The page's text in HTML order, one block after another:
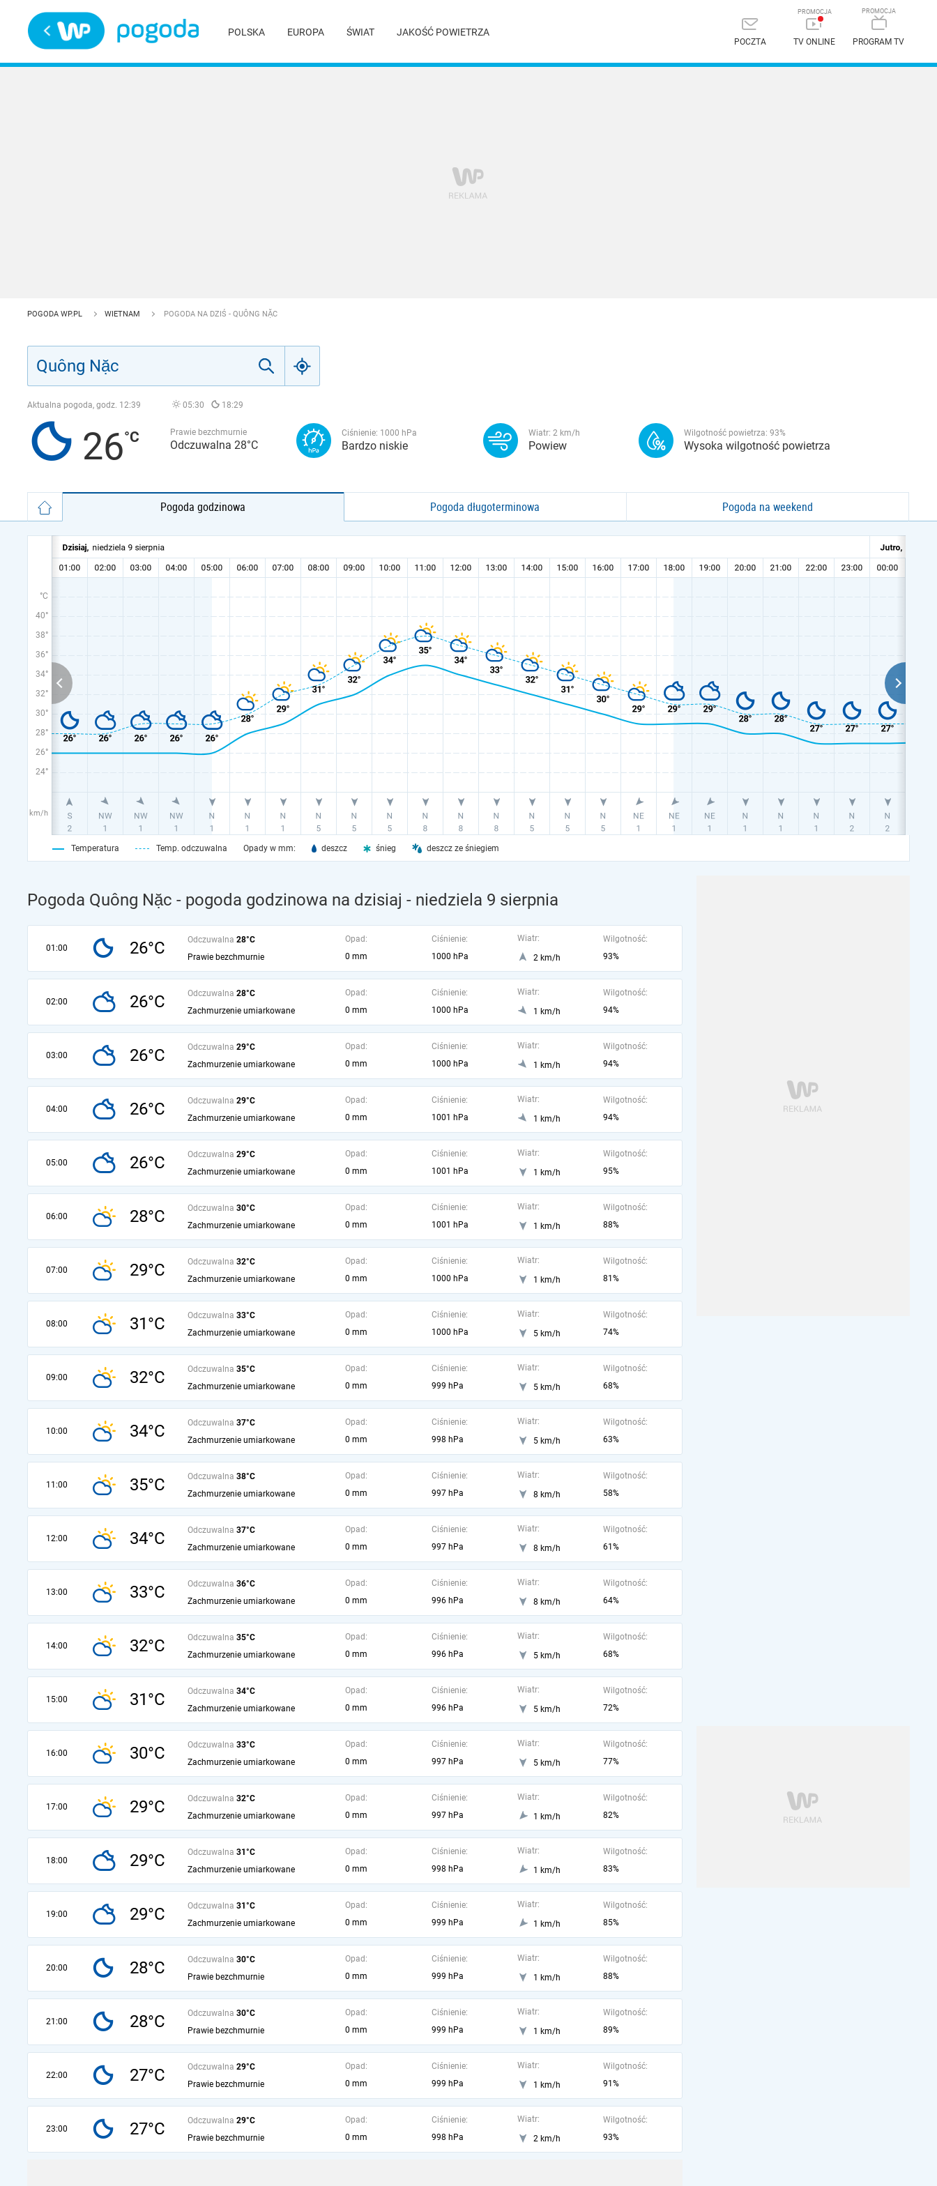
POLSKA EUROPA ŚWIAT JAKOŚĆ POWIETRZA
POCZTA TV ONLINE PROGRAM TV
POGODA WP.PL WIETNAM POGODA NA DZIŚ - QUÔNG NẶC
Aktualna pogoda, godz. 12:39 05:30 18:29
26 Prawie bezchmurnie
Odczuwalna 28°C
Ciśnienie: 1000 hPa
Bardzo niskie
Wiatr: 2 km/h
Powiew
Wilgotność powietrza: 93%
Wysoka wilgotność powietrza
Pogoda godzinowa Pogoda długoterminowa Pogoda na weekend
°C
40°
38°
36°
34°
32°
30°
28°
26°
24°
km/h
Temperatura Temp. odczuwalna Opady w mm: deszcz śnieg deszcz ze śniegiem
Pogoda Quông Nặc - pogoda godzinowa na dzisiaj - niedziela 9 sierpnia
01:00 26°C Odczuwalna 28°C
Prawie bezchmurnie
Opad:
0 mm
Ciśnienie:
1000 hPa
Wiatr:
2 km/h
Wilgotność:
93%
02:00 26°C Odczuwalna 28°C
Zachmurzenie umiarkowane
Opad:
0 mm
Ciśnienie:
1000 hPa
Wiatr:
1 km/h
Wilgotność:
94%
03:00 26°C Odczuwalna 29°C
Zachmurzenie umiarkowane
Opad:
0 mm
Ciśnienie:
1000 hPa
Wiatr:
1 km/h
Wilgotność:
94%
04:00 26°C Odczuwalna 29°C
Zachmurzenie umiarkowane
Opad:
0 mm
Ciśnienie:
1001 hPa
Wiatr:
1 km/h
Wilgotność:
94%
05:00 26°C Odczuwalna 29°C
Zachmurzenie umiarkowane
Opad:
0 mm
Ciśnienie:
1001 hPa
Wiatr:
1 km/h
Wilgotność:
95%
06:00 28°C Odczuwalna 30°C
Zachmurzenie umiarkowane
Opad:
0 mm
Ciśnienie:
1001 hPa
Wiatr:
1 km/h
Wilgotność:
88%
07:00 29°C Odczuwalna 32°C
Zachmurzenie umiarkowane
Opad:
0 mm
Ciśnienie:
1000 hPa
Wiatr:
1 km/h
Wilgotność:
81%
08:00 31°C Odczuwalna 33°C
Zachmurzenie umiarkowane
Opad:
0 mm
Ciśnienie:
1000 hPa
Wiatr:
5 km/h
Wilgotność:
74%
09:00 32°C Odczuwalna 35°C
Zachmurzenie umiarkowane
Opad:
0 mm
Ciśnienie:
999 hPa
Wiatr:
5 km/h
Wilgotność:
68%
10:00 34°C Odczuwalna 37°C
Zachmurzenie umiarkowane
Opad:
0 mm
Ciśnienie:
998 hPa
Wiatr:
5 km/h
Wilgotność:
63%
11:00 35°C Odczuwalna 38°C
Zachmurzenie umiarkowane
Opad:
0 mm
Ciśnienie:
997 hPa
Wiatr:
8 km/h
Wilgotność:
58%
12:00 34°C Odczuwalna 37°C
Zachmurzenie umiarkowane
Opad:
0 mm
Ciśnienie:
997 hPa
Wiatr:
8 km/h
Wilgotność:
61%
13:00 33°C Odczuwalna 36°C
Zachmurzenie umiarkowane
Opad:
0 mm
Ciśnienie:
996 hPa
Wiatr:
8 km/h
Wilgotność:
64%
14:00 32°C Odczuwalna 35°C
Zachmurzenie umiarkowane
Opad:
0 mm
Ciśnienie:
996 hPa
Wiatr:
5 km/h
Wilgotność:
68%
15:00 31°C Odczuwalna 34°C
Zachmurzenie umiarkowane
Opad:
0 mm
Ciśnienie:
996 hPa
Wiatr:
5 km/h
Wilgotność:
72%
16:00 30°C Odczuwalna 33°C
Zachmurzenie umiarkowane
Opad:
0 mm
Ciśnienie:
997 hPa
Wiatr:
5 km/h
Wilgotność:
77%
17:00 29°C Odczuwalna 32°C
Zachmurzenie umiarkowane
Opad:
0 mm
Ciśnienie:
997 hPa
Wiatr:
1 km/h
Wilgotność:
82%
18:00 29°C Odczuwalna 31°C
Zachmurzenie umiarkowane
Opad:
0 mm
Ciśnienie:
998 hPa
Wiatr:
1 km/h
Wilgotność:
83%
19:00 29°C Odczuwalna 31°C
Zachmurzenie umiarkowane
Opad:
0 mm
Ciśnienie:
999 hPa
Wiatr:
1 km/h
Wilgotność:
85%
20:00 28°C Odczuwalna 30°C
Prawie bezchmurnie
Opad:
0 mm
Ciśnienie:
999 hPa
Wiatr:
1 km/h
Wilgotność:
88%
21:00 28°C Odczuwalna 30°C
Prawie bezchmurnie
Opad:
0 mm
Ciśnienie:
999 hPa
Wiatr:
1 km/h
Wilgotność:
89%
22:00 27°C Odczuwalna 29°C
Prawie bezchmurnie
Opad:
0 mm
Ciśnienie:
999 hPa
Wiatr:
1 km/h
Wilgotność:
91%
23:00 27°C Odczuwalna 29°C
Prawie bezchmurnie
Opad:
0 mm
Ciśnienie:
998 hPa
Wiatr:
2 km/h
Wilgotność:
93%